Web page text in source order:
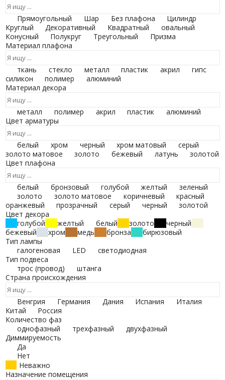
Прямоугольный Шар Без плафона
Цилиндр
Круглый
Декоративный Квадратный
овальный
Конусный
Полукруг Треугольный
Призма
Материал плафона
ткань стекло металл пластик акрил
гипс
силикон
полимер
алюминий
Материал декора
металл полимер акрил пластик
алюминий
Цвет арматуры
белый хром черный хром матовый
серый
золото матовое
золото бежевый латунь
золотой
Цвет плафона
белый бронзовый голубой желтый
зеленый
золото
золото матовое коричневый
красный
оранжевый
прозрачный серый черный
золотой
Цвет декора
голубой
желтый белый золото
черный
бежевый
хром медь бронза
бирюзовый
Тип лампы
галогеновая
LED
светодиодная
Тип подвеса
трос (провод)
штанга
Страна происхождения
Венгрия Германия Дания Испания
Италия
Китай
Россия
Количество фаз
однофазный
трехфазный
двухфазный
Диммируемость
Да
Нет
Неважно
Назначение помещения